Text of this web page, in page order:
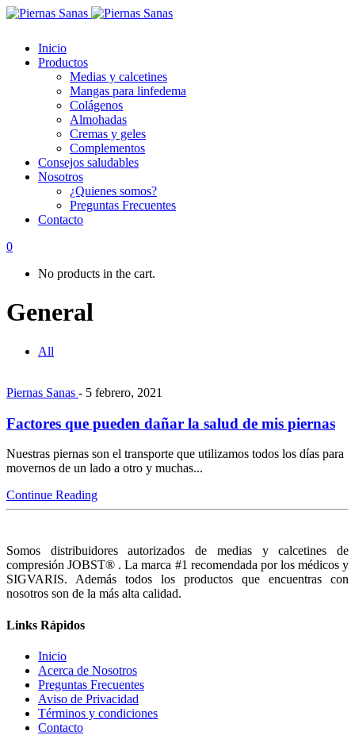
Inicio
Productos
Medias y calcetines
Mangas para linfedema
Colágenos
Almohadas
Cremas y geles
Complementos
Consejos saludables
Nosotros
¿Quienes somos?
Preguntas Frecuentes
Contacto
0
No products in the cart.
General
All
Piernas Sanas - 5 febrero, 2021
Factores que pueden dañar la salud de mis piernas
Nuestras piernas son el transporte que utilizamos todos los días para
movernos de un lado a otro y muchas...
Continue Reading
Somos distribuidores autorizados de medias y calcetines de
compresión JOBST® . La marca #1 recomendada por los médicos y
SIGVARIS. Además todos los productos que encuentras con
nosotros son de la más alta calidad.
Links Rápidos
Inicio
Acerca de Nosotros
Preguntas Frecuentes
Aviso de Privacidad
Términos y condiciones
Contacto